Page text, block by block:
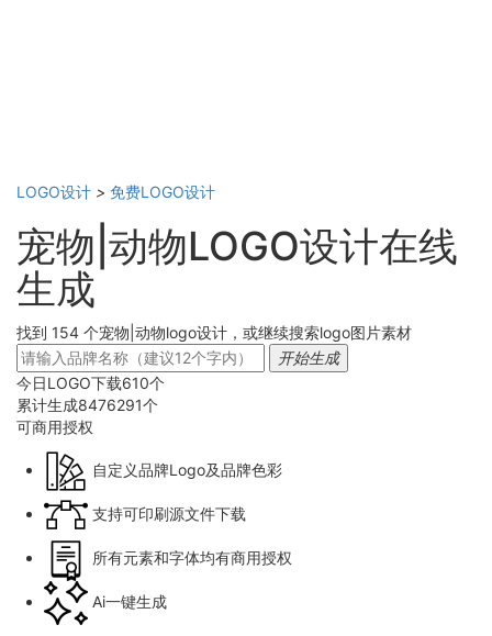
LOGO设计 > 免费LOGO设计
宠物|动物LOGO设计在线
生成
找到 154 个宠物|动物logo设计，或继续搜索logo图片素材
开始生成
今日LOGO下载610个
累计生成8476291个
可商用授权
自定义品牌Logo及品牌色彩
支持可印刷源文件下载
所有元素和字体均有商用授权
Ai一键生成